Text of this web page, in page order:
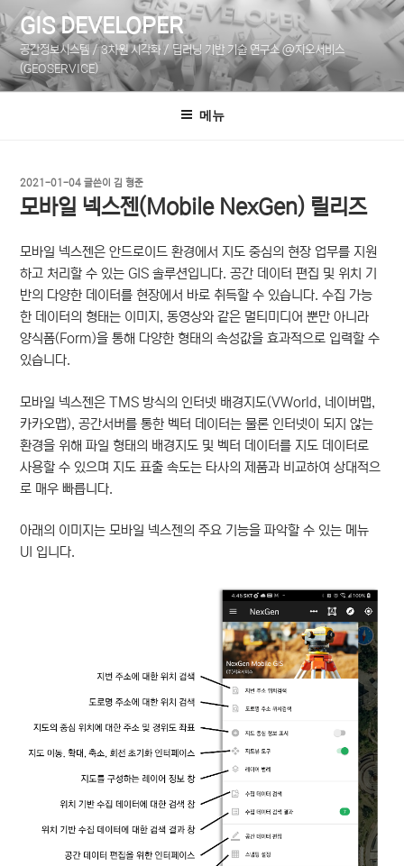
텐
츠
로
바
GIS DEVELOPER
공간정보시스템 / 3차원 시각화 / 딥러닝 기반 기술 연구소 @지오서비스
(GEOSERVICE)
메뉴
작
성
일
2021-01-04 글쓴이김 형준
모바일 넥스젠(Mobile NexGen) 릴리즈
모바일 넥스젠은 안드로이드 환경에서 지도 중심의 현장 업무를 지원
하고 처리할 수 있는 GIS 솔루션입니다. 공간 데이터 편집 및 위치 기
반의 다양한 데이터를 현장에서 바로 취득할 수 있습니다. 수집 가능
한 데이터의 형태는 이미지, 동영상와 같은 멀티미디어 뿐만 아니라
양식폼(Form)을 통해 다양한 형태의 속성값을 효과적으로 입력할 수
있습니다.
모바일 넥스젠은 TMS 방식의 인터넷 배경지도(VWorld, 네이버맵,
카카오맵), 공간서버를 통한 벡터 데이터는 물론 인터넷이 되지 않는
환경을 위해 파일 형태의 배경지도 및 벡터 데이터를 지도 데이터로
사용할 수 있으며 지도 표출 속도는 타사의 제품과 비교하여 상대적으
로 매우 빠릅니다.
아래의 이미지는 모바일 넥스젠의 주요 기능을 파악할 수 있는 메뉴
UI 입니다.